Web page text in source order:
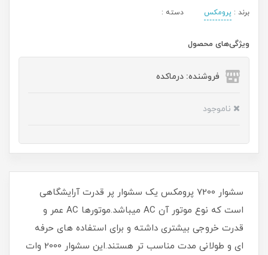
برند : پرومکس دسته :
ویژگی‌های محصول
فروشنده: درماکده
ناموجود
سشوار 7200 پرومکس یک سشوار پر قدرت آرایشگاهی
است که نوع موتور آن AC میباشد.موتورها AC عمر و
قدرت خروجی بیشتری داشته و برای استفاده های حرفه
ای و طولانی مدت مناسب تر هستند.این سشوار 2000 وات